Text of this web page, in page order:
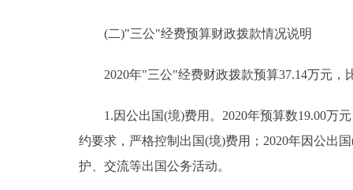
(二)"三公"经费预算财政拨款情况说明
2020年"三公"经费财政拨款预算37.14万元，
1.因公出国(境)费用。2020年预算数19.00万元
约要求，严格控制出国(境)费用；2020年因公出
护、交流等出国公务活动。